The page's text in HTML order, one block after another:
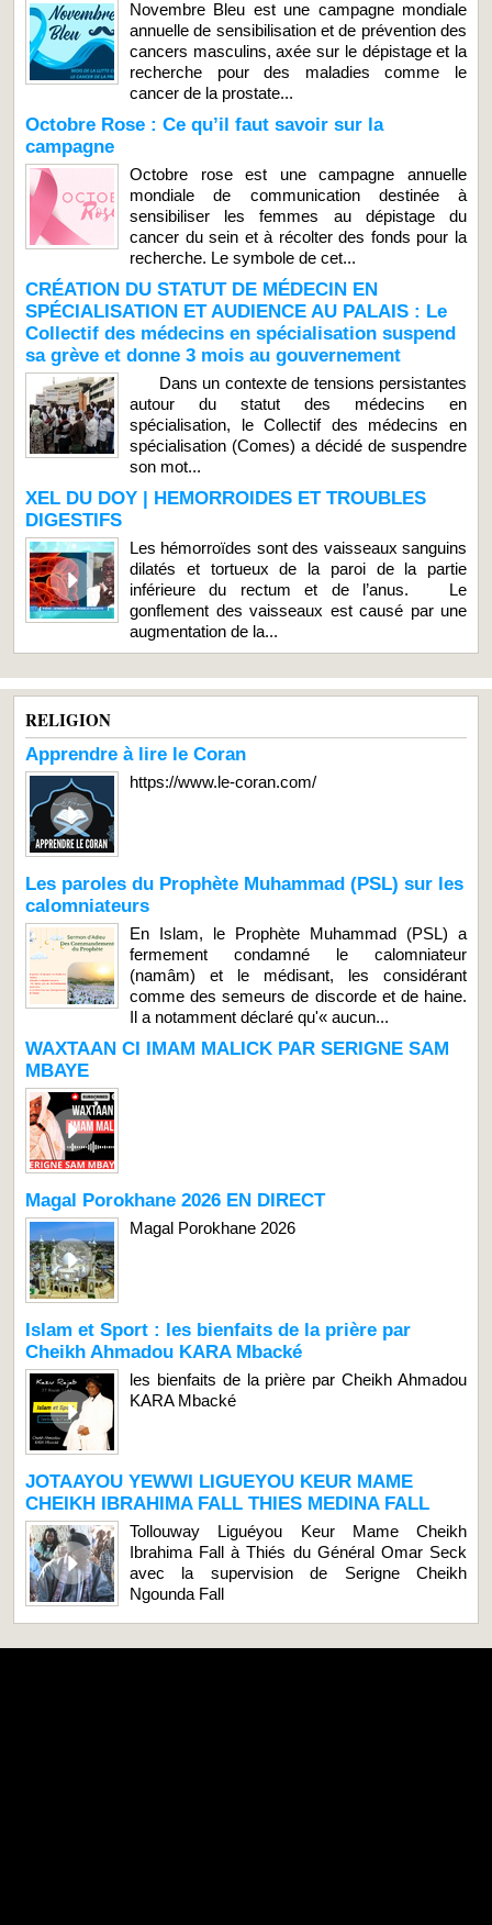
Novembre Bleu est une campagne mondiale
annuelle de sensibilisation et de prévention des
cancers masculins, axée sur le dépistage et la
recherche pour des maladies comme le
cancer de la prostate...
Octobre Rose : Ce qu’il faut savoir sur la
campagne
Octobre rose est une campagne annuelle
mondiale de communication destinée à
sensibiliser les femmes au dépistage du
cancer du sein et à récolter des fonds pour la
recherche. Le symbole de cet...
CRÉATION DU STATUT DE MÉDECIN EN
SPÉCIALISATION ET AUDIENCE AU PALAIS : Le
Collectif des médecins en spécialisation suspend
sa grève et donne 3 mois au gouvernement
Dans un contexte de tensions persistantes
autour du statut des médecins en
spécialisation, le Collectif des médecins en
spécialisation (Comes) a décidé de suspendre
son mot...
XEL DU DOY | HEMORROIDES ET TROUBLES
DIGESTIFS
Les hémorroïdes sont des vaisseaux sanguins
dilatés et tortueux de la paroi de la partie
inférieure du rectum et de l’anus. Le
gonflement des vaisseaux est causé par une
augmentation de la...
RELIGION
Apprendre à lire le Coran
https://www.le-coran.com/
Les paroles du Prophète Muhammad (PSL) sur les
calomniateurs
En Islam, le Prophète Muhammad (PSL) a
fermement condamné le calomniateur
(namâm) et le médisant, les considérant
comme des semeurs de discorde et de haine.
Il a notamment déclaré qu'« aucun...
WAXTAAN CI IMAM MALICK PAR SERIGNE SAM
MBAYE
Magal Porokhane 2026 EN DIRECT
Magal Porokhane 2026
Islam et Sport : les bienfaits de la prière par
Cheikh Ahmadou KARA Mbacké
les bienfaits de la prière par Cheikh Ahmadou
KARA Mbacké
JOTAAYOU YEWWI LIGUEYOU KEUR MAME
CHEIKH IBRAHIMA FALL THIES MEDINA FALL
Tollouway Liguéyou Keur Mame Cheikh
Ibrahima Fall à Thiés du Général Omar Seck
avec la supervision de Serigne Cheikh
Ngounda Fall